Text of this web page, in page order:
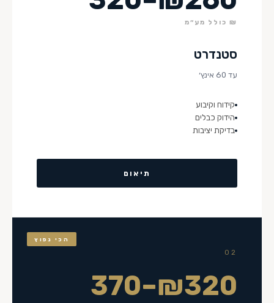
₪ כולל מע״מ
סטנדרט
עד 60 אינץ׳
קידוח וקיבוע
הידוק כבלים
בדיקת יציבות
תיאום
הכי נפוץ
02
₪320–370